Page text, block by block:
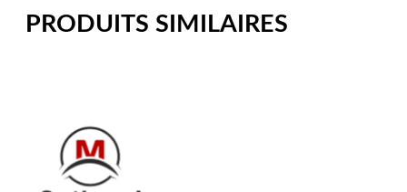
PRODUITS SIMILAIRES